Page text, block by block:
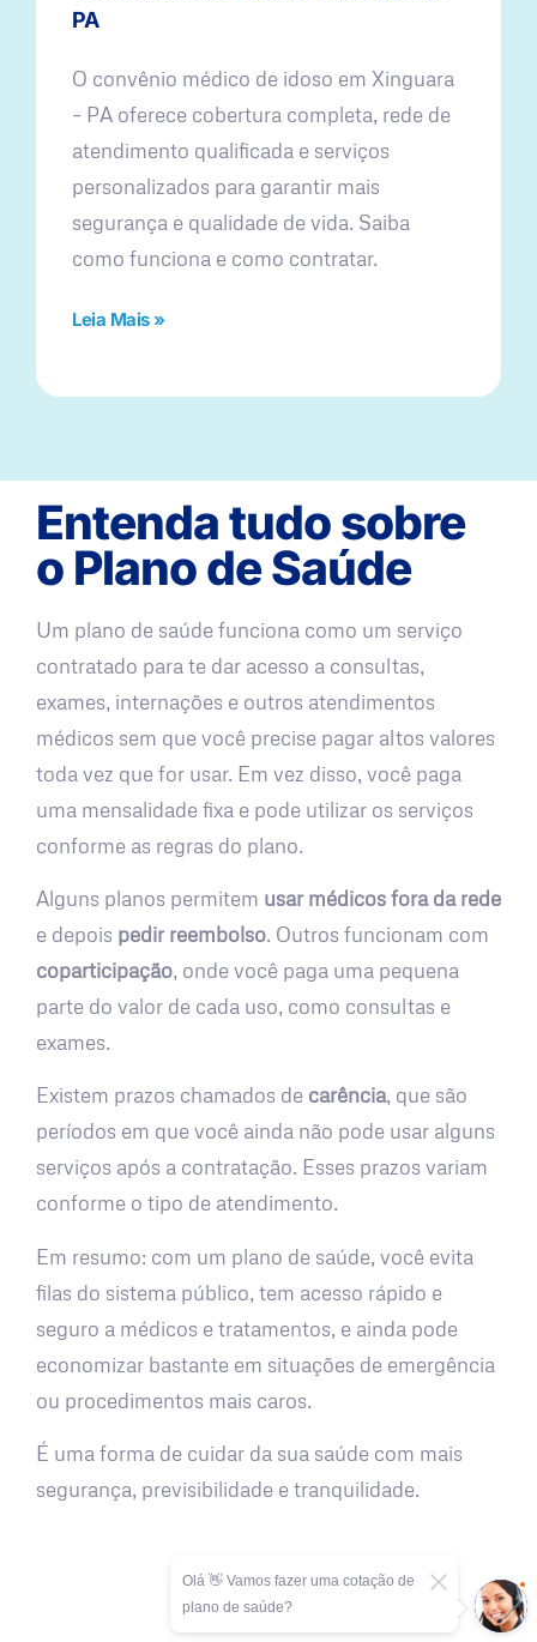
PA
O convênio médico de idoso em Xinguara
– PA oferece cobertura completa, rede de
atendimento qualificada e serviços
personalizados para garantir mais
segurança e qualidade de vida. Saiba
como funciona e como contratar.
Leia Mais »
Entenda tudo sobre
o Plano de Saúde
Um plano de saúde funciona como um serviço
contratado para te dar acesso a consultas,
exames, internações e outros atendimentos
médicos sem que você precise pagar altos valores
toda vez que for usar. Em vez disso, você paga
uma mensalidade fixa e pode utilizar os serviços
conforme as regras do plano.
Alguns planos permitem usar médicos fora da rede
e depois pedir reembolso. Outros funcionam com
coparticipação, onde você paga uma pequena
parte do valor de cada uso, como consultas e
exames.
Existem prazos chamados de carência, que são
períodos em que você ainda não pode usar alguns
serviços após a contratação. Esses prazos variam
conforme o tipo de atendimento.
Em resumo: com um plano de saúde, você evita
filas do sistema público, tem acesso rápido e
seguro a médicos e tratamentos, e ainda pode
economizar bastante em situações de emergência
ou procedimentos mais caros.
É uma forma de cuidar da sua saúde com mais
segurança, previsibilidade e tranquilidade.
Olá 👋 Vamos fazer uma cotação de
plano de saúde?